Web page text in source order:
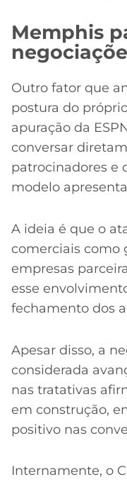
Memphis
Outro fator que
postura do
apuração da
conversar
patrocinadores e
modelo
A ideia é que o
comerciais como
empresas
esse
fechamento dos
Apesar disso, a
considerada
nas tratativas
em construção,
positivo nas
Internamente, o